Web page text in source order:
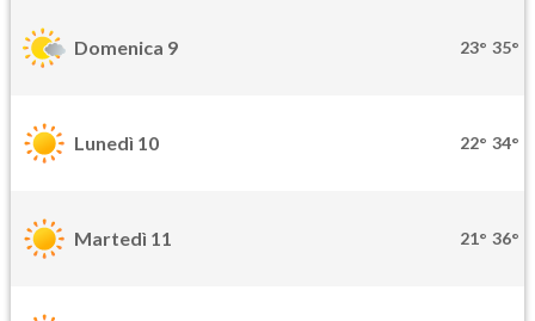
Domenica 9 23° 35°
Lunedì 10 22° 34°
Martedì 11 21° 36°